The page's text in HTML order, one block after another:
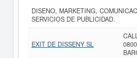
DISENO, MARKETING,
SERVICIOS DE PUBLICIDAD.
EXIT DE DISSENY SL